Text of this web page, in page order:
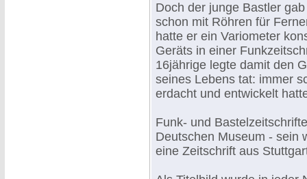
Doch der junge Bastler
schon mit Röhren für
hatte er ein Variometer
Geräts in einer
16jährige legte damit den
seines Lebens tat: immer
erdacht und entwickelt
Funk- und
Deutschen Museum - sein
eine Zeitschrift aus